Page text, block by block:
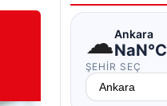
☁Ankara
NaN°C
ŞEHIR SEÇ